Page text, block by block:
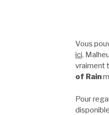
Vous
ici.
vraiment
of Rain
Pour